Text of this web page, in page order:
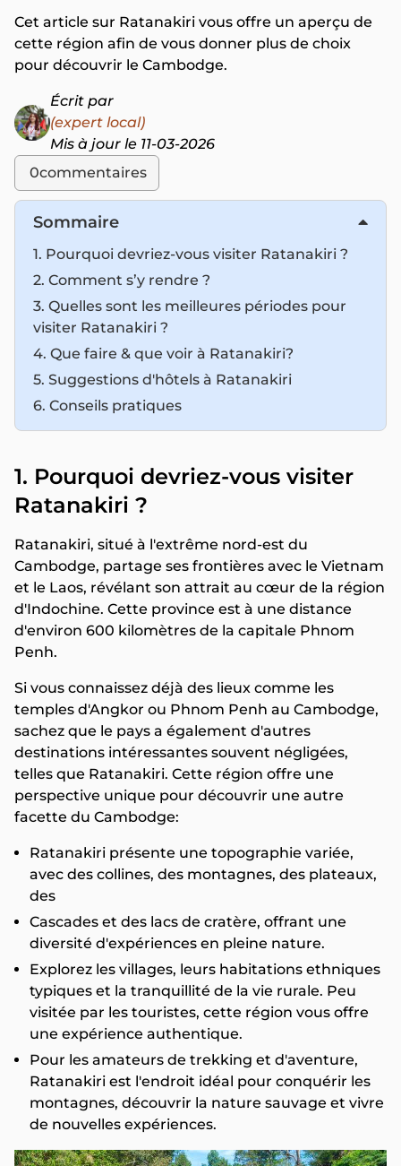
Cet article sur Ratanakiri vous offre un aperçu de
cette région afin de vous donner plus de choix
pour découvrir le Cambodge.
Écrit par
(expert local)
Mis à jour le 11-03-2026
0commentaires
Sommaire
1. Pourquoi devriez-vous visiter Ratanakiri ?
2. Comment s’y rendre ?
3. Quelles sont les meilleures périodes pour
visiter Ratanakiri ?
4. Que faire & que voir à Ratanakiri?
5. Suggestions d'hôtels à Ratanakiri
6. Conseils pratiques
1. Pourquoi devriez-vous visiter
Ratanakiri ?
Ratanakiri, situé à l'extrême nord-est du
Cambodge, partage ses frontières avec le Vietnam
et le Laos, révélant son attrait au cœur de la région
d'Indochine. Cette province est à une distance
d'environ 600 kilomètres de la capitale Phnom
Penh.
Si vous connaissez déjà des lieux comme les
temples d'Angkor ou Phnom Penh au Cambodge,
sachez que le pays a également d'autres
destinations intéressantes souvent négligées,
telles que Ratanakiri. Cette région offre une
perspective unique pour découvrir une autre
facette du Cambodge:
Ratanakiri présente une topographie variée,
avec des collines, des montagnes, des plateaux,
des
Cascades et des lacs de cratère, offrant une
diversité d'expériences en pleine nature.
Explorez les villages, leurs habitations ethniques
typiques et la tranquillité de la vie rurale. Peu
visitée par les touristes, cette région vous offre
une expérience authentique.
Pour les amateurs de trekking et d'aventure,
Ratanakiri est l'endroit idéal pour conquérir les
montagnes, découvrir la nature sauvage et vivre
de nouvelles expériences.